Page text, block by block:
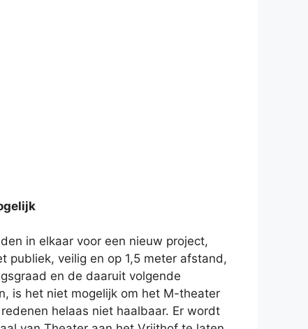
in elkaar voor een nieuw project,
publiek, veilig en op 1,5 meter afstand,
en de daaruit volgende
is het niet mogelijk om het M-theater
helaas niet haalbaar. Er wordt